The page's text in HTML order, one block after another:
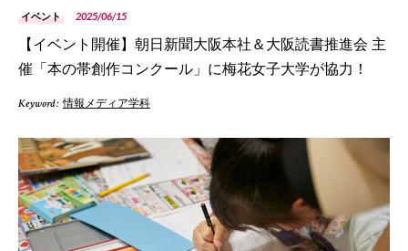
教員紹介サイト
進路・就職
国際交流
イベント 2025/06/15
【イベント開催】朝日新聞大阪本社＆大阪読書推進会 主
催「本の帯創作コンクール」に梅花女子大学が協力！
Keyword : 情報メディア学科